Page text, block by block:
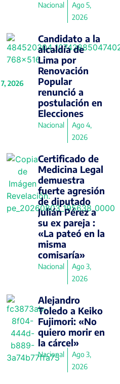
2026
Nacional
Ago 5,
2026
Candidato a la
alcaldía de
Lima por
Renovación
Popular
renunció a
postulación en
Elecciones
Nacional
Ago 4,
2026
Certificado de
Medicina Legal
demuestra
fuerte agresión
de diputado
Julián Pérez a
su ex pareja :
«La pateó en la
misma
comisaría»
Nacional
Ago 3,
2026
Alejandro
Toledo a Keiko
Fujimori: «No
quiero morir en
la cárcel»
Nacional
Ago 3,
2026